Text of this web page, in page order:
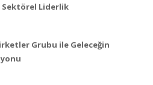
Sektörel Liderlik
Grubu ile Geleceğin